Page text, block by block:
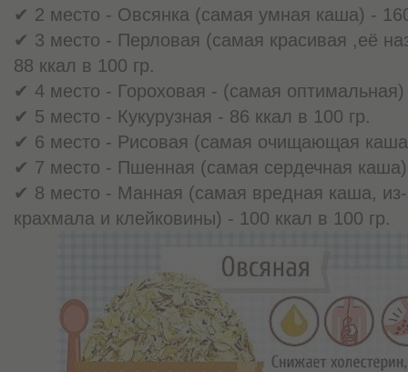
✔ 2 место - Овсянка (самая умная каша) -
✔ 3 место - Перловая (самая красивая ,её
88 ккал в 100 гр.
✔ 4 место - Гороховая - (самая оптимальная)
✔ 5 место - Кукурузная - 86 ккал в 100 гр.
✔ 6 место - Рисовая (самая очищающая
✔ 7 место - Пшенная (самая сердечная каша)
✔ 8 место - Манная (самая вредная каша,
крахмала и клейковины) - 100 ккал в 100 гр.